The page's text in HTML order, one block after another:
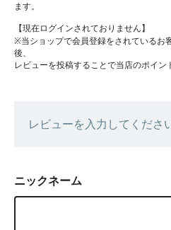
ます。
【現在ログインされておりません】
※当ショップで会員登録をされているお
後、
レビューを投稿することで当店のポイン
レビューを入力してくださ
ニックネーム